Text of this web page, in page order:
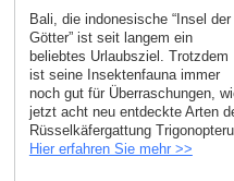
Bali, die indonesische “Insel der
Götter” ist seit langem ein
beliebtes Urlaubsziel. Trotzdem
ist seine Insektenfauna immer
noch gut für Überraschungen,
jetzt acht neu entdeckte Arten
Rüsselkäfergattung
Hier erfahren Sie mehr >>